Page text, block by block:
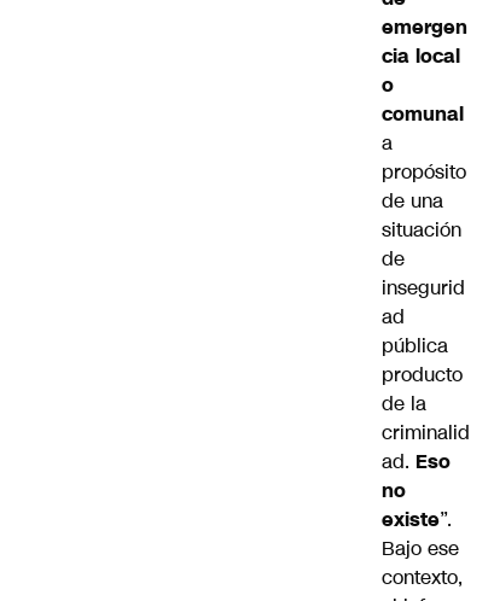
emergen
cia local
o
comunal
a
propósito
de una
situación
de
insegurid
ad
pública
producto
de la
criminalid
ad. Eso
no
existe”.
Bajo ese
contexto,